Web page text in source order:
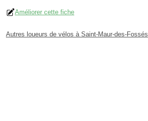
Améliorer cette fiche
Autres loueurs de vélos à Saint-Maur-des-Fossés